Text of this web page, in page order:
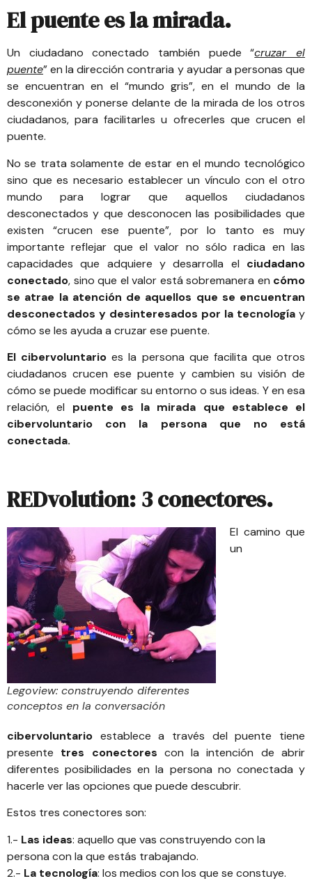
El puente es la mirada.
Un ciudadano conectado también puede “cruzar el
puente” en la dirección contraria y ayudar a personas que
se encuentran en el “mundo gris”, en el mundo de la
desconexión y ponerse delante de la mirada de los otros
ciudadanos, para facilitarles u ofrecerles que crucen el
puente.
No se trata solamente de estar en el mundo tecnológico
sino que es necesario establecer un vínculo con el otro
mundo para lograr que aquellos ciudadanos
desconectados y que desconocen las posibilidades que
existen “crucen ese puente”, por lo tanto es muy
importante reflejar que el valor no sólo radica en las
capacidades que adquiere y desarrolla el ciudadano
conectado, sino que el valor está sobremanera en cómo
se atrae la atención de aquellos que se encuentran
desconectados y desinteresados por la tecnología y
cómo se les ayuda a cruzar ese puente.
El cibervoluntarioes la persona que facilita que otros
ciudadanos crucen ese puente y cambien su visión de
cómo se puede modificar su entorno o sus ideas. Y en esa
relación, el puente es la mirada que establece el
cibervoluntario con la persona que no está
conectada.
REDvolution: 3 conectores.
Legoview: construyendo diferentes
conceptos en la conversación
El camino que
un
cibervoluntario establece a través del puente tiene
presente tres conectores con la intención de abrir
diferentes posibilidades en la persona no conectada y
hacerle ver las opciones que puede descubrir.
Estos tres conectores son:
1.- Las ideas: aquello que vas construyendo con la
persona con la que estás trabajando.
2.- La tecnología: los medios con los que se constuye.